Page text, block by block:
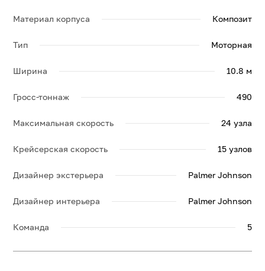
по яхте KHALILAH, её спецификации и брошюру.
Материал корпуса Композит
Тип Моторная
Ширина 10.8 м
Гросс-тоннаж 490
Максимальная скорость 24 узла
Крейсерская скорость 15 узлов
Дизайнер экстерьера Palmer Johnson
Дизайнер интерьера Palmer Johnson
Команда 5